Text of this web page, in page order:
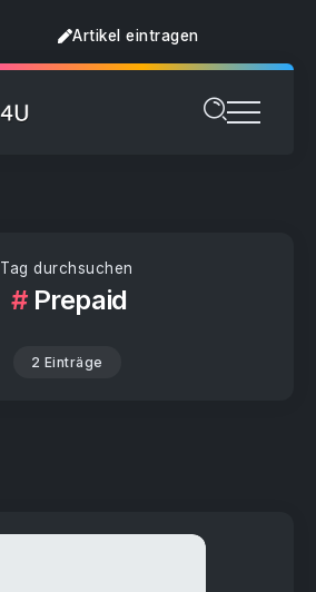
Artikel eintragen
Tag durchsuchen
Prepaid
2 Einträge